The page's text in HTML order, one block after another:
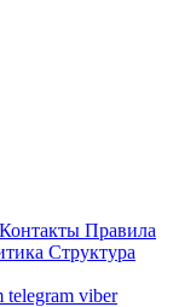
Контакты Правила
Структура
telegram viber